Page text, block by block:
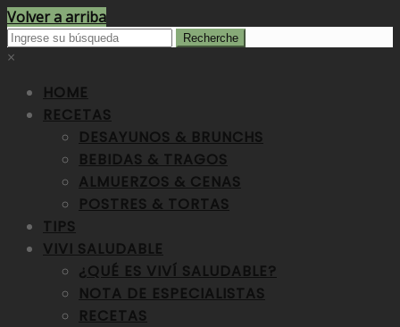
Volver a arriba
×
HOME
RECETAS
DESAYUNOS & BRUNCHS
BEBIDAS & TRAGOS
ALMUERZOS & CENAS
POSTRES & TORTAS
TIPS
VIVI SALUDABLE
¿QUÉ ES VIVÍ SALUDABLE?
NOTA DE ESPECIALISTAS
RECETAS